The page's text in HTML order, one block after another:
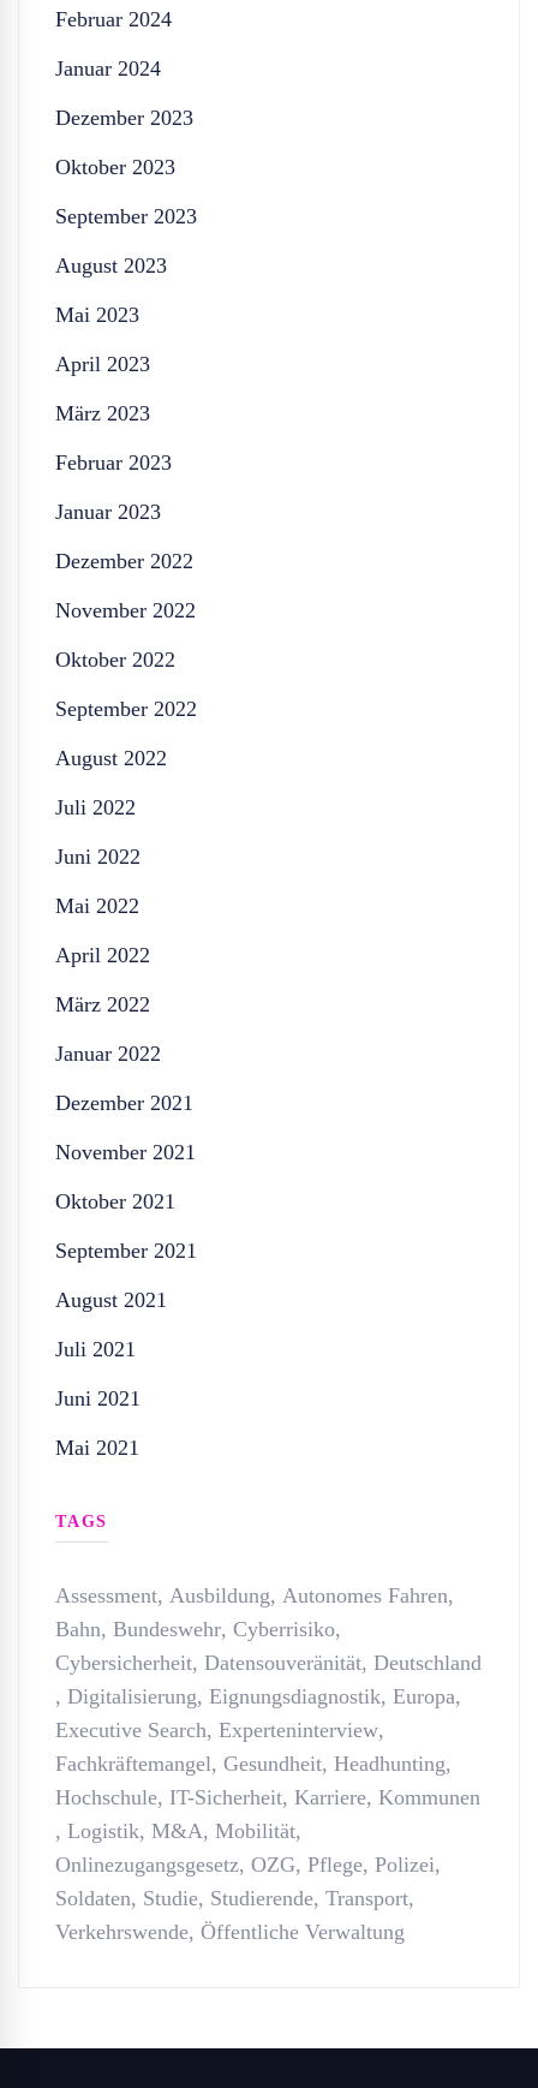
Februar 2024
Januar 2024
Dezember 2023
Oktober 2023
September 2023
August 2023
Mai 2023
April 2023
März 2023
Februar 2023
Januar 2023
Dezember 2022
November 2022
Oktober 2022
September 2022
August 2022
Juli 2022
Juni 2022
Mai 2022
April 2022
März 2022
Januar 2022
Dezember 2021
November 2021
Oktober 2021
September 2021
August 2021
Juli 2021
Juni 2021
Mai 2021
TAGS
Assessment, Ausbildung, Autonomes Fahren,
Bahn, Bundeswehr, Cyberrisiko,
Cybersicherheit, Datensouveränität, Deutschland
, Digitalisierung, Eignungsdiagnostik, Europa,
Executive Search, Experteninterview,
Fachkräftemangel, Gesundheit, Headhunting,
Hochschule, IT-Sicherheit, Karriere, Kommunen
, Logistik, M&A, Mobilität,
Onlinezugangsgesetz, OZG, Pflege, Polizei,
Soldaten, Studie, Studierende, Transport,
Verkehrswende, Öffentliche Verwaltung